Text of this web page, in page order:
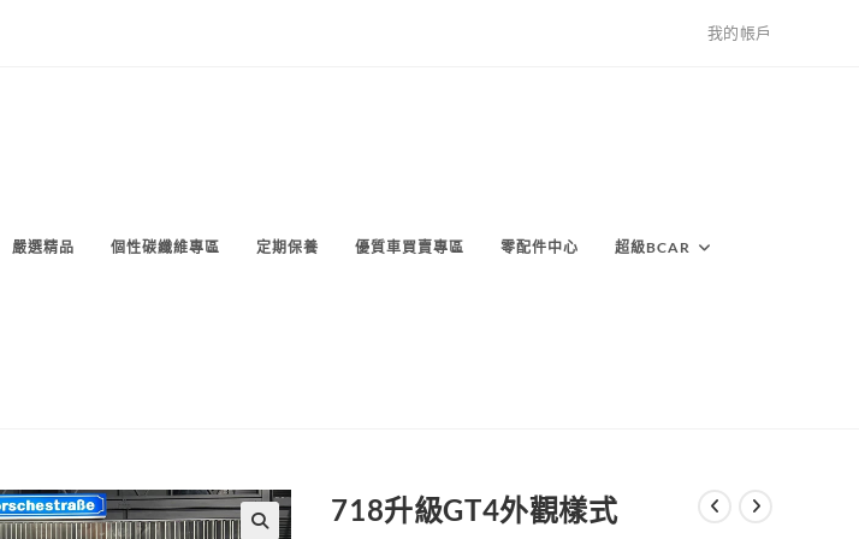
我的帳戶
嚴選精品 個性碳纖維專區 定期保養 優質車買賣專區 零配件中心 超級BCAR
718升級GT4外觀樣式